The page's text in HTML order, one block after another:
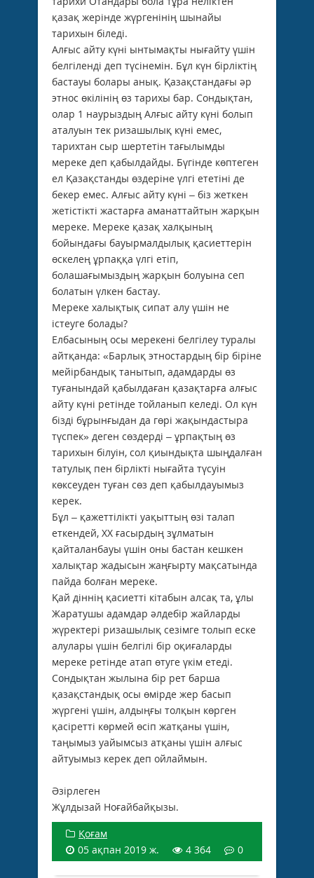
қазақ жерінде жүргенінің шынайы
тарихын біледі.
Алғыс айту күні ынтымақты нығайту үшін
белгіленді деп түсінемін. Бұл күн бірліктің
бастауы болары анық. Қазақстандағы әр
этнос өкілінің өз тарихы бар. Сондықтан,
олар 1 наурыздың Алғыс айту күні болып
аталуын тек ризашылық күні емес,
тарихтан сыр шертетін тағылымды
мереке деп қабылдайды. Бүгінде көптеген
ел Қазақстанды өздеріне үлгі ететіні де
бекер емес. Алғыс айту күні – біз жеткен
жетістікті жастарға аманаттайтын жарқын
мереке. Мереке қазақ халқының
бойындағы бауырмалдылық қасиеттерін
өскелең ұрпаққа үлгі етіп,
болашағымыздың жарқын болуына сеп
болатын үлкен бастау.
Мереке халықтық сипат алу үшін не
істеуге болады?
Елбасының осы мерекені белгілеу туралы
айтқанда: «Барлық этностардың бір біріне
мейірбандық танытып, адамдарды өз
туғанындай қабылдаған қазақтарға алғыс
айту күні ретінде тойланып келеді. Ол күн
бізді бұрынғыдан да гөрі жақындастыра
түспек» деген сөздерді – ұрпақтың өз
тарихын білуін, сол қиындықта шыңдалған
татулық пен бірлікті нығайта түсуін
көксеуден туған сөз деп қабылдауымыз
керек.
Бұл – қажеттілікті уақыттың өзі талап
еткендей, ХХ ғасырдың зұлматын
қайталанбауы үшін оны бастан кешкен
халықтар жадысын жаңғырту мақсатында
пайда болған мереке.
Қай діннің қасиетті кітабын алсақ та, ұлы
Жаратушы адамдар әлдебір жайларды
жүректері ризашылық сезімге толып еске
алулары үшін белгілі бір оқиғаларды
мереке ретінде атап өтуге үкім етеді.
Сондықтан жылына бір рет барша
қазақстандық осы өмірде жер басып
жүргені үшін, алдыңғы толқын көрген
қасіретті көрмей өсіп жатқаны үшін,
таңымыз уайымсыз атқаны үшін алғыс
айтуымыз керек деп ойлаймын.
Әзірлеген
Жұлдызай Ноғайбайқызы.
Қоғам
05 ақпан 2019 ж.
4 364 0